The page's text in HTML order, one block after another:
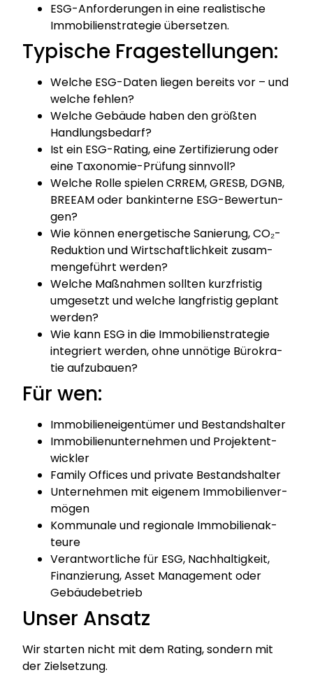
ESG-Anfor­de­run­gen in eine rea­lis­ti­sche
Immo­bi­li­en­stra­te­gie über­set­zen.
Typische Fragestellungen:
Wel­che ESG-Daten lie­gen bereits vor – und
wel­che feh­len?
Wel­che Gebäu­de haben den größ­ten
Hand­lungs­be­darf?
Ist ein ESG-Rating, eine Zer­ti­fi­zie­rung oder
eine Taxo­no­mie-Prü­fung sinn­voll?
Wel­che Rol­le spie­len CRREM, GRESB, DGNB,
BREEAM oder bank­in­ter­ne ESG-Bewer­tun­
gen?
Wie kön­nen ener­ge­ti­sche Sanie­rung, CO₂-
Reduk­ti­on und Wirt­schaft­lich­keit zusam­
men­ge­führt wer­den?
Wel­che Maß­nah­men soll­ten kurz­fris­tig
umge­setzt und wel­che lang­fris­tig geplant
wer­den?
Wie kann ESG in die Immo­bi­li­en­stra­te­gie
inte­griert wer­den, ohne unnö­ti­ge Büro­kra­
tie auf­zu­bau­en?
Für wen:
Immo­bi­li­en­ei­gen­tü­mer und Bestands­hal­ter
Immo­bi­li­en­un­ter­neh­men und Pro­jekt­ent­
wick­ler
Fami­ly Offices und pri­va­te Bestands­hal­ter
Unter­neh­men mit eige­nem Immo­bi­li­en­ver­
mö­gen
Kom­mu­na­le und regio­na­le Immo­bi­li­en­ak­
teu­re
Ver­ant­wort­li­che für ESG, Nach­hal­tig­keit,
Finan­zie­rung, Asset Manage­ment oder
Gebäu­de­be­trieb
Unser Ansatz
Wir star­ten nicht mit dem Rating, son­dern mit
der Ziel­set­zung.